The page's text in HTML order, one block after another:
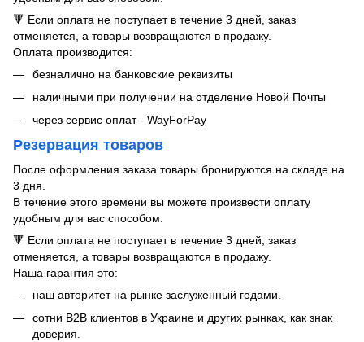
🔻 Если оплата не поступает в течение 3 дней, заказ
отменяется, а товары возвращаются в продажу.
Оплата производится:
безналично на банковские реквизиты
наличными при получении на отделение Новой Почты
через сервис оплат - WayForPay
Резервация товаров
После оформления заказа товары бронируются на складе на
3 дня.
В течение этого времени вы можете произвести оплату
удобным для вас способом.
🔻 Если оплата не поступает в течение 3 дней, заказ
отменяется, а товары возвращаются в продажу.
Наша гарантия это:
​​наш авторитет на рынке заслуженный годами.
сотни B2B клиентов в Украине и других рынках, как знак
доверия.